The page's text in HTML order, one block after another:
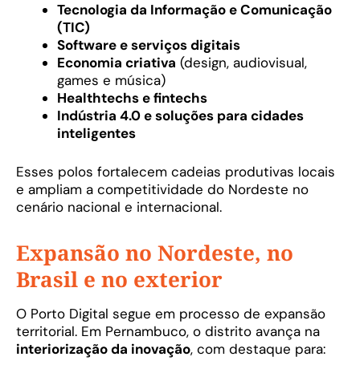
Tecnologia da Informação e Comunicação
(TIC)
Software e serviços digitais
Economia criativa (design, audiovisual,
games e música)
Healthtechs e fintechs
Indústria 4.0 e soluções para cidades
inteligentes
Esses polos fortalecem cadeias produtivas locais
e ampliam a competitividade do Nordeste no
cenário nacional e internacional.
Expansão no Nordeste, no
Brasil e no exterior
O Porto Digital segue em processo de expansão
territorial. Em Pernambuco, o distrito avança na
interiorização da inovação, com destaque para: